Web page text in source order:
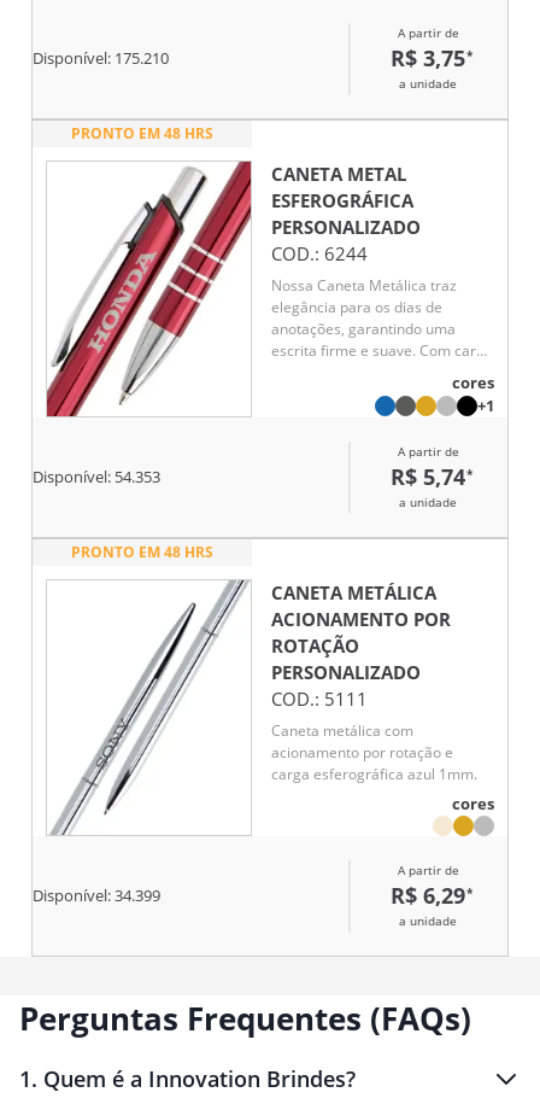
Disponível: 175.210
A partir de
R$ 3,75*
a unidade
PRONTO EM 48 HRS
CANETA METAL
ESFEROGRÁFICA
PERSONALIZADO
COD.: 6244
Nossa Caneta Metálica traz
elegância para os dias de
anotações, garantindo uma
escrita firme e suave. Com carga
acionamento por clique, ela
oferece praticidade e agilidade
sofisticado torna-a uma escolha
ideal para quem busca conforto
e eficiência, seja no trabalho ou
acessório indispensável para ter
estilo.
cores
+1
Disponível: 54.353
A partir de
R$ 5,74*
a unidade
PRONTO EM 48 HRS
CANETA METÁLICA
ACIONAMENTO POR
ROTAÇÃO
PERSONALIZADO
COD.: 5111
Caneta metálica com
acionamento por rotação e
carga esferográfica azul 1mm.
cores
Disponível:34.399
A partir de
R$ 6,29*
a unidade
Perguntas Frequentes (FAQs)
1. Quem é a Innovation Brindes?